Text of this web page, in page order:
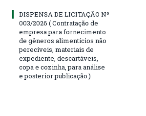
DISPENSA DE LICITAÇÃO Nº
003/2026 ( Contratação de
empresa para fornecimento
de gêneros alimentícios não
perecíveis, materiais de
expediente, descartáveis,
copa e cozinha, para análise
e posterior publicação.)